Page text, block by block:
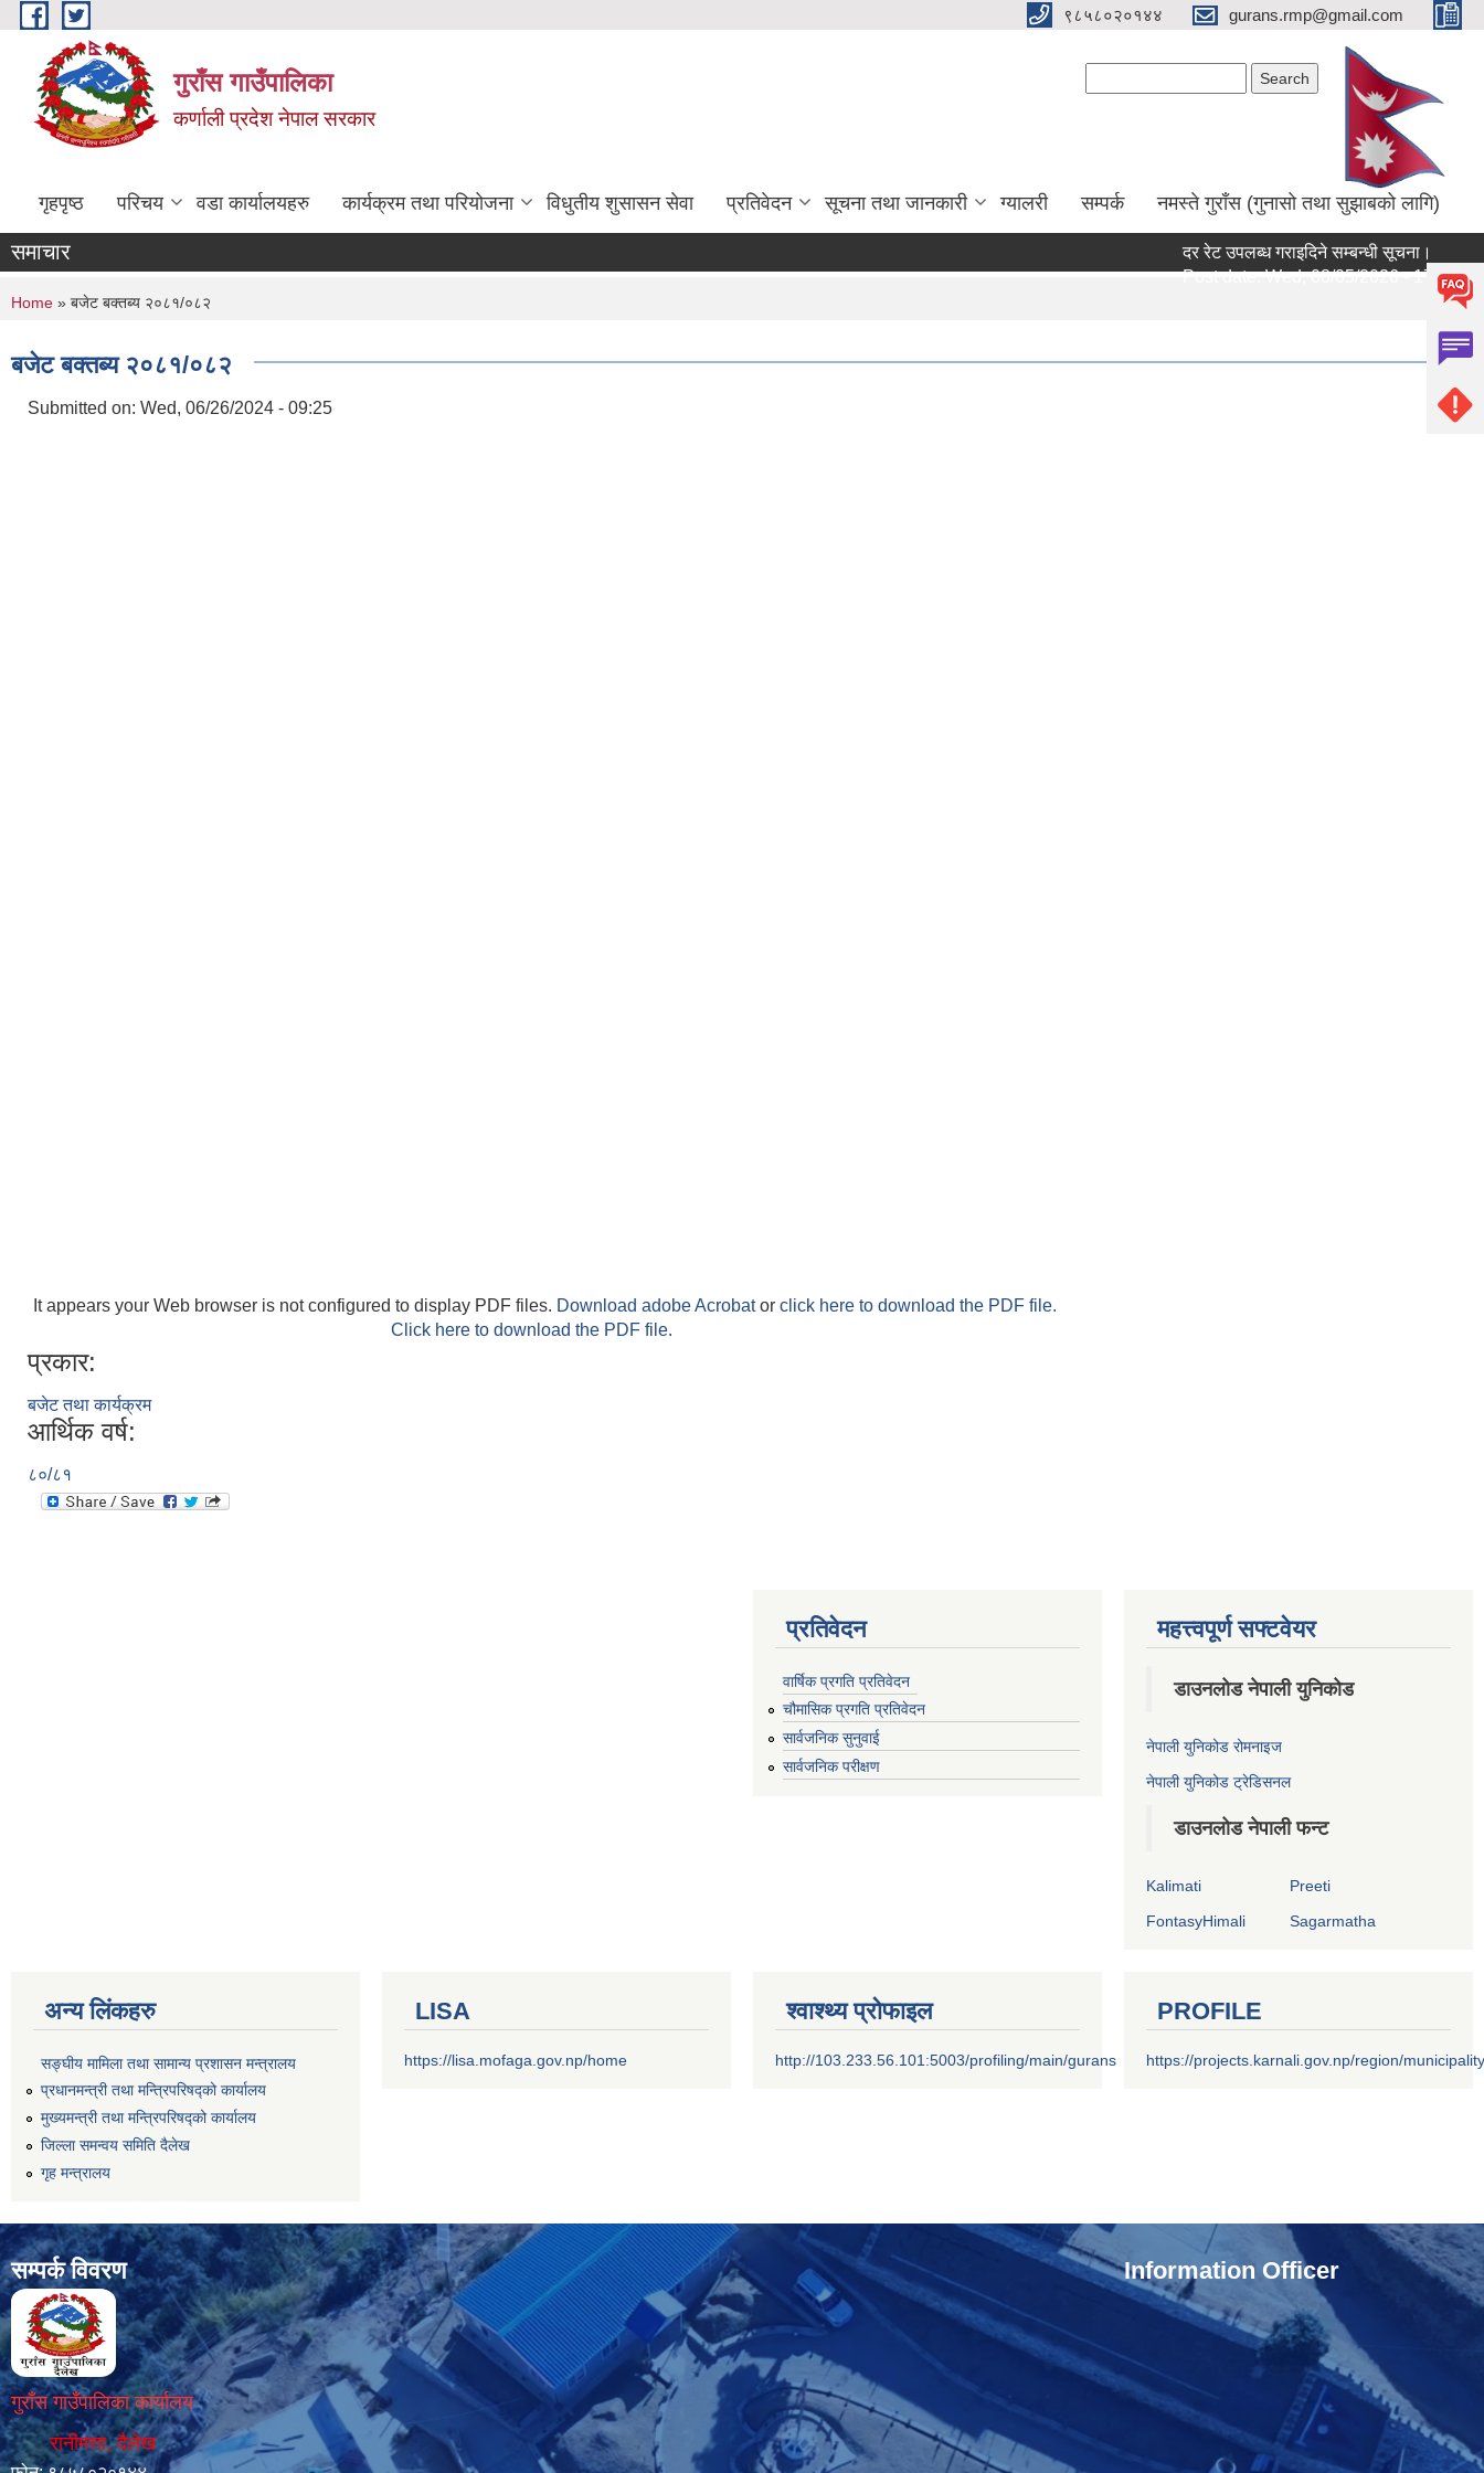
Skip to main content ९८५८०२०१४४ gurans.rmp@gmail.com
गुराँस गाउँपालिका
कर्णाली प्रदेश नेपाल सरकार
गृहपृष्ठ परिचय वडा कार्यालयहरु कार्यक्रम तथा परियोजना विधुतीय शुसासन सेवा प्रतिवेदन सूचना तथा जानकारी ग्यालरी सम्पर्क नमस्ते गुराँस (गुनासो तथा सुझाबको लागि)
समाचार
दर रेट उपलब्ध गराइदिने सम्बन्धी सूचना।
Post date:Wed, 08/05/2026 - 17:14
You are here
Home » बजेट बक्तब्य २०८१/०८२
बजेट बक्तब्य २०८१/०८२
Submitted on: Wed, 06/26/2024 - 09:25
It appears your Web browser is not configured to display PDF files. Download adobe Acrobator click here to download the PDF file.
Click here to download the PDF file.
प्रकार:
बजेट तथा कार्यक्रम
आर्थिक वर्ष:
८०/८१
प्रतिवेदन
वार्षिक प्रगति प्रतिवेदन
चौमासिक प्रगति प्रतिवेदन
सार्वजनिक सुनुवाई
सार्वजनिक परीक्षण
महत्त्वपूर्ण सफ्टवेयर
डाउनलोड नेपाली युनिकोड
नेपाली युनिकोड रोमनाइज
नेपाली युनिकोड ट्रेडिसनल
डाउनलोड नेपाली फन्ट
Kalimati
Preeti
FontasyHimali
Sagarmatha
अन्य लिंकहरु
सङ्‍घीय मामिला तथा सामान्य प्रशासन मन्त्रालय
प्रधानमन्त्री तथा मन्त्रिपरिषद्को कार्यालय
मुख्यमन्त्री तथा मन्त्रिपरिषद्को कार्यालय
जिल्ला समन्वय समिति दैलेख
गृह मन्त्रालय
LISA
https://lisa.mofaga.gov.np/home
श्वाश्थ्य प्रोफाइल
http://103.233.56.101:5003/profiling/main/gurans
PROFILE
https://projects.karnali.gov.np/region/
सम्पर्क विवरण
गुराँस गाउँपालिका कार्यालय
रानीमत्ता, दैलेख
Information Officer